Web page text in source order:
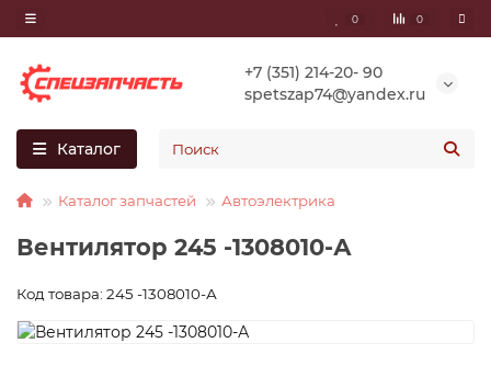
0 0
+7 (351) 214-20- 90
spetszap74@yandex.ru
Каталог
Каталог запчастей Автоэлектрика
Вентилятор 245 -1308010-А
Код товара: 245 -1308010-А